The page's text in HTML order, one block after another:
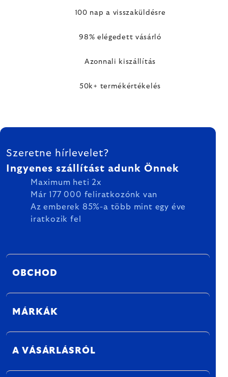
100 nap a visszaküldésre
98% elégedett vásárló
Azonnali kiszállítás
50k+ termékértékelés
LÁBLÉC
Szeretne hírlevelet?
Ingyenes szállítást adunk Önnek
Maximum heti 2x
Már 177 000 feliratkozónk van
Az emberek 85%-a több mint egy éve
iratkozik fel
OBCHOD
MÁRKÁK
A VÁSÁRLÁSRÓL